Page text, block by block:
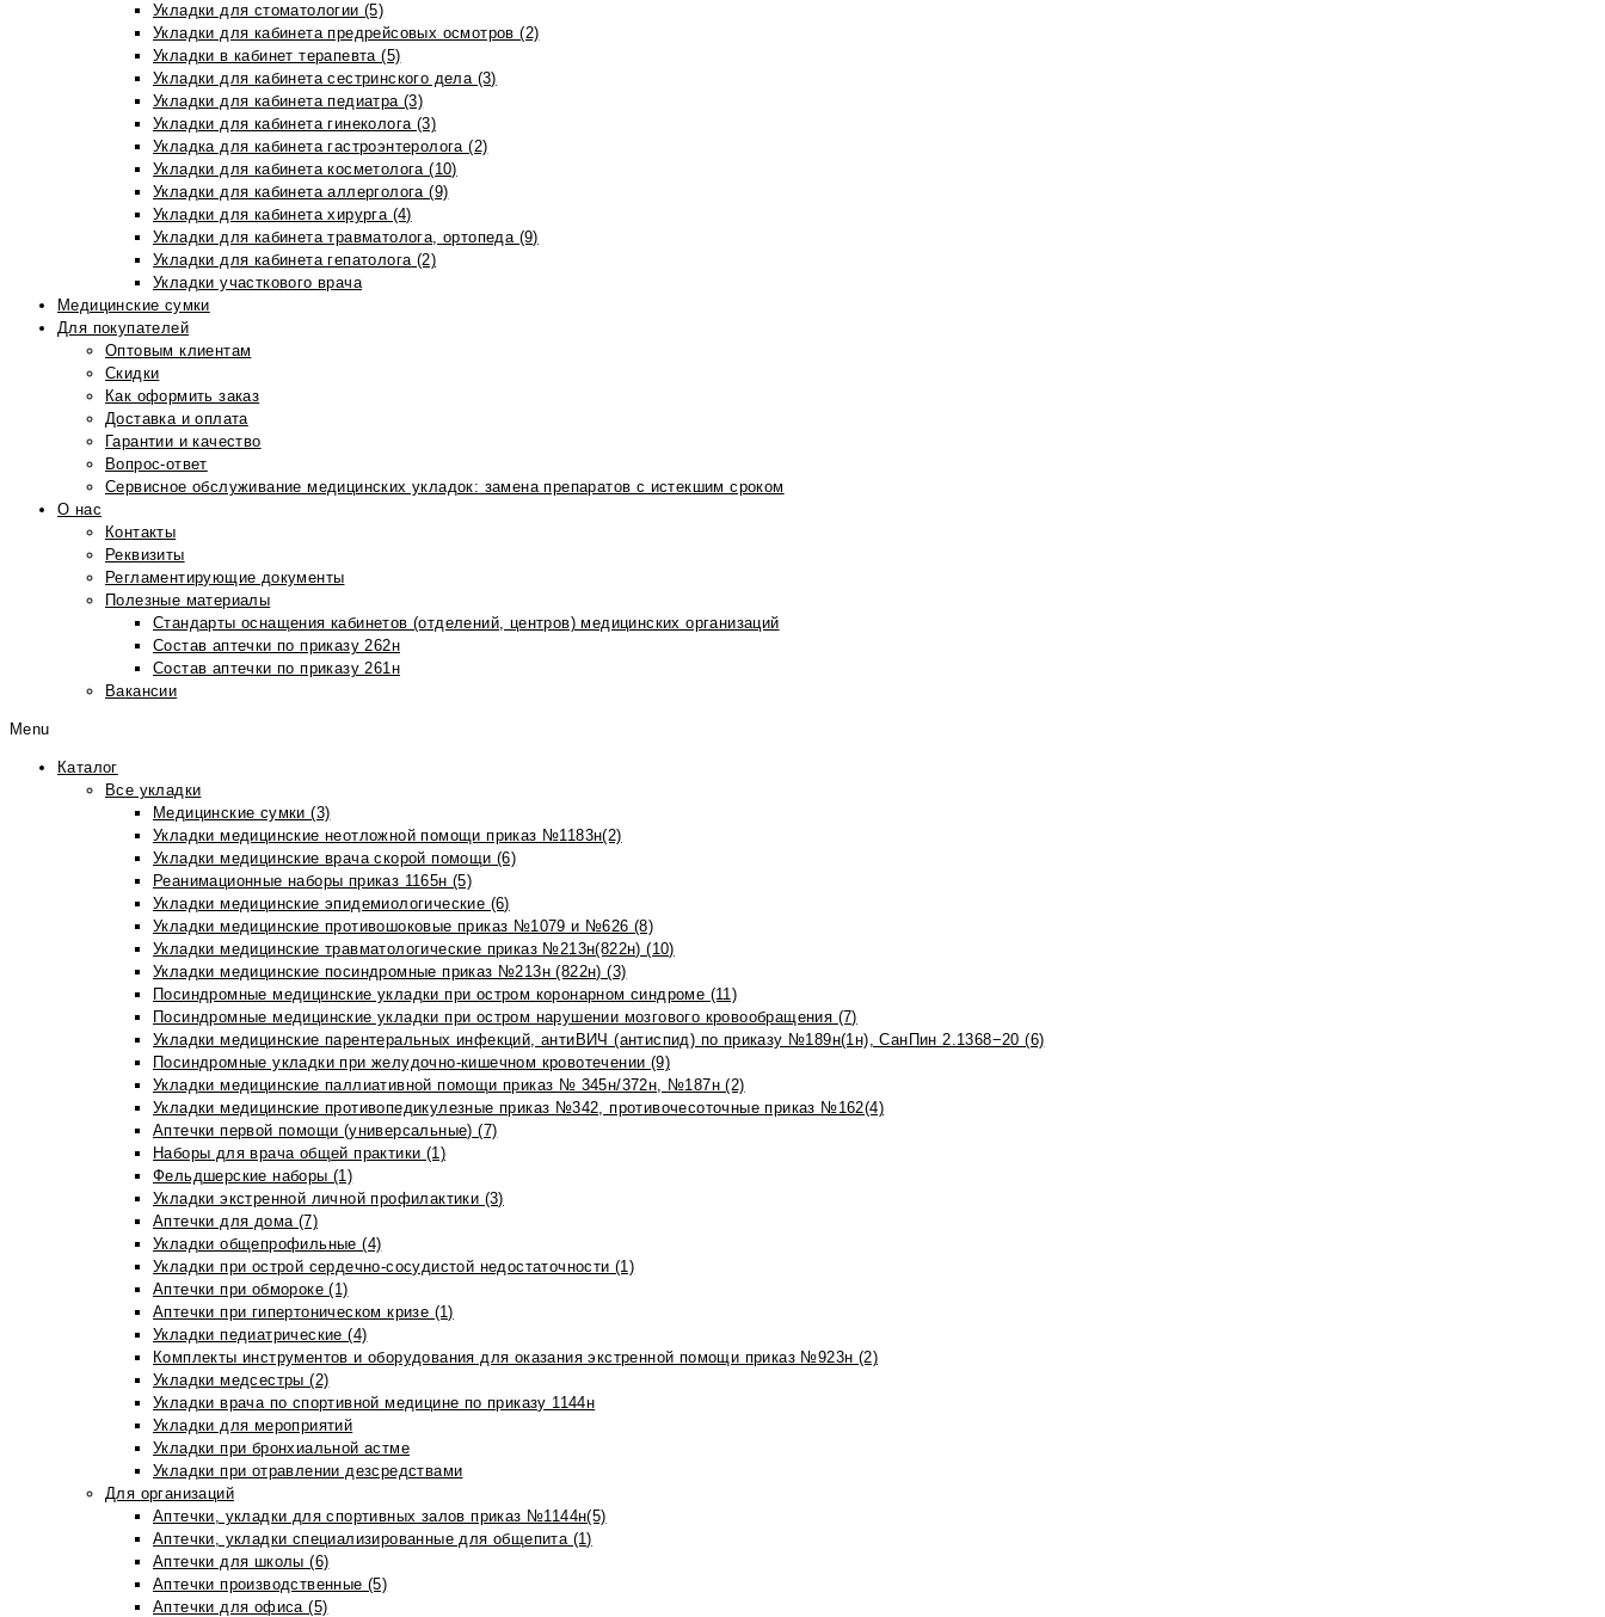
Укладки для стоматологии (5)
Укладки для кабинета предрейсовых осмотров (2)
Укладки в кабинет терапевта (5)
Укладки для кабинета сестринского дела (3)
Укладки для кабинета педиатра (3)
Укладки для кабинета гинеколога (3)
Укладка для кабинета гастроэнтеролога (2)
Укладки для кабинета косметолога (10)
Укладки для кабинета аллерголога (9)
Укладки для кабинета хирурга (4)
Укладки для кабинета травматолога, ортопеда (9)
Укладки для кабинета гепатолога (2)
Укладки участкового врача
Медицинские сумки
Для покупателей
Оптовым клиентам
Скидки
Как оформить заказ
Доставка и оплата
Гарантии и качество
Вопрос-ответ
Сервисное обслуживание медицинских укладок: замена препаратов с истекшим сроком
О нас
Контакты
Реквизиты
Регламентирующие документы
Полезные материалы
Стандарты оснащения кабинетов (отделений, центров) медицинских организаций
Состав аптечки по приказу 262н
Состав аптечки по приказу 261н
Вакансии
Menu
Каталог
Все укладки
Медицинские сумки (3)
Укладки медицинские неотложной помощи приказ №1183н(2)
Укладки медицинские врача скорой помощи (6)
Реанимационные наборы приказ 1165н (5)
Укладки медицинские эпидемиологические (6)
Укладки медицинские противошоковые приказ №1079 и №626 (8)
Укладки медицинские травматологические приказ №213н(822н) (10)
Укладки медицинские посиндромные приказ №213н (822н) (3)
Посиндромные медицинские укладки при остром коронарном синдроме (11)
Посиндромные медицинские укладки при остром нарушении мозгового кровообращения (7)
Укладки медицинские парентеральных инфекций, антиВИЧ (антиспид) по приказу №189н(1н), СанПин 2.1368−20 (6)
Посиндромные укладки при желудочно-кишечном кровотечении (9)
Укладки медицинские паллиативной помощи приказ № 345н/372н, №187н (2)
Укладки медицинские противопедикулезные приказ №342, противочесоточные приказ №162(4)
Аптечки первой помощи (универсальные) (7)
Наборы для врача общей практики (1)
Фельдшерские наборы (1)
Укладки экстренной личной профилактики (3)
Аптечки для дома (7)
Укладки общепрофильные (4)
Укладки при острой сердечно-сосудистой недостаточности (1)
Аптечки при обмороке (1)
Аптечки при гипертоническом кризе (1)
Укладки педиатрические (4)
Комплекты инструментов и оборудования для оказания экстренной помощи приказ №923н (2)
Укладки медсестры (2)
Укладки врача по спортивной медицине по приказу 1144н
Укладки для мероприятий
Укладки при бронхиальной астме
Укладки при отравлении дезсредствами
Для организаций
Аптечки, укладки для спортивных залов приказ №1144н(5)
Аптечки, укладки специализированные для общепита (1)
Аптечки для школы (6)
Аптечки производственные (5)
Аптечки для офиса (5)